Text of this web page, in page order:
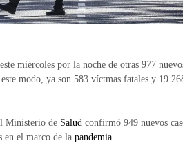
miércoles por la noche de otras 977
modo, ya son 583 víctmas fatales y
Ministerio de Salud confirmó 949 nuevos
en el marco de la pandemia.